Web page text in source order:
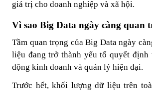
giá trị cho doanh nghiệp và xã hội.
Vì sao Big Data ngày càng quan
Tầm quan trọng của Big Data ngày
liệu đang trở thành yếu tố quyết định
động kinh doanh và quản lý hiện đại.
Trước hết, khối lượng dữ liệu trên